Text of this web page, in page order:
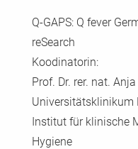
Info/Flyer/Q Fever
Publications
News
FAQ
Q-GAPS: Q fever
reSearch
Koodinatorin:
Prof. Dr. rer. nat.
Universitätsklinikum
Institut für klinische
Hygiene